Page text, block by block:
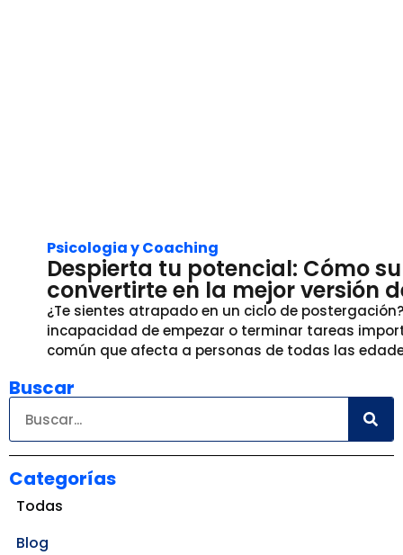
Psicologia y Coaching
Despierta tu potencial: Cómo
convertirte en la mejor versión
¿Te sientes atrapado en un ciclo de
incapacidad de empezar o terminar tareas
común que afecta a personas de todas las
Buscar
Categorías
Blog
Todas